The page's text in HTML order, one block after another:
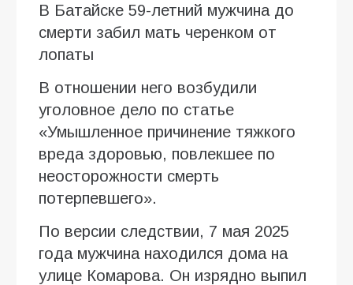
В Батайске 59-летний мужчина до
смерти забил мать черенком от
лопаты
В отношении него возбудили
уголовное дело по статье
«Умышленное причинение тяжкого
вреда здоровью, повлекшее по
неосторожности смерть
потерпевшего».
По версии следствии, 7 мая 2025
года мужчина находился дома на
улице Комарова. Он изрядно выпил